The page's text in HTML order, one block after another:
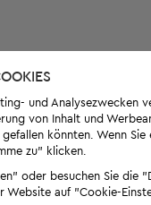
und Analysezwecken
von Inhalt und
könnten. Wenn
zu" klicken.
oder besuchen Sie die
Website auf "Cookie-